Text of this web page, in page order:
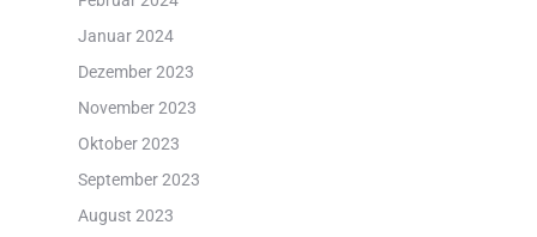
Januar 2024
Dezember 2023
November 2023
Oktober 2023
September 2023
August 2023